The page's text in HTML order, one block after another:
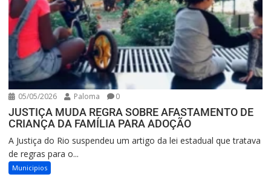
05/05/2026 Paloma 0
JUSTIÇA MUDA REGRA SOBRE AFASTAMENTO DE
CRIANÇA DA FAMÍLIA PARA ADOÇÃO
A Justiça do Rio suspendeu um artigo da lei estadual que tratava
de regras para o...
Municipios